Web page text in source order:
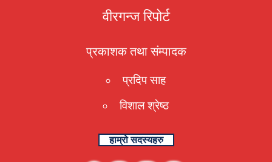
वीरगन्ज रिपोर्ट
प्रकाशक तथा संम्पादक
प्रदिप साह
विशाल श्रेष्ठ
हाम्रो सदस्यहरु